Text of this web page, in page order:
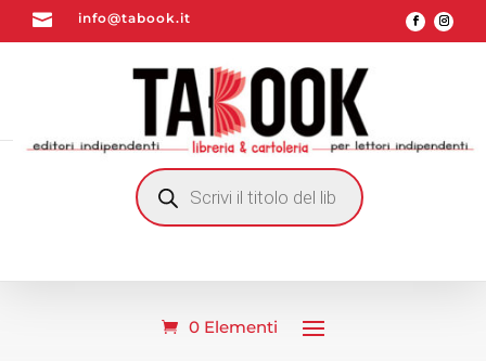
 info@tabook.it
RICERCA
PRODOTTI
0 Elementi